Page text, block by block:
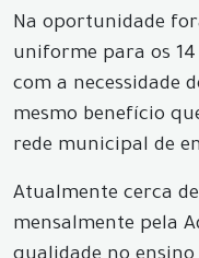
Na oportunidade
uniforme para os
com a necessidade
mesmo benefício
rede municipal de
Atualmente cerca
mensalmente pela